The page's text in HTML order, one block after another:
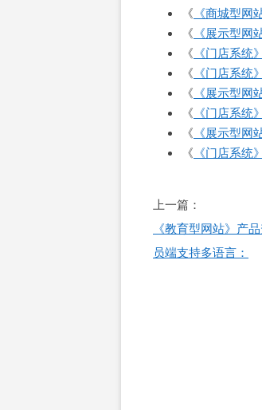
《 《商城型
《 《展示型
《 《门店系
《 《门店系
《 《展示型
《 《门店系
《 《展示型
《 《门店系
文
章
导
上一篇：
《教育型网站》产
员端支持多语言：